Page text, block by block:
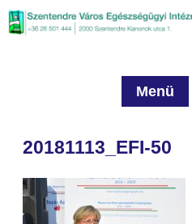
Menü
20181113_EFI-50